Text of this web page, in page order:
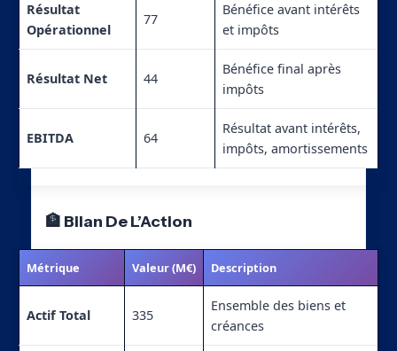
Résultat
Opérationnel
77
Bénéfice avant intérêts
et impôts
Résultat Net 44
Bénéfice final après
impôts
EBITDA 64
Résultat avant intérêts,
impôts, amortissements
🏦 Bilan De L’Action
Métrique Valeur (M€) Description
Actif Total 335
Ensemble des biens et
créances